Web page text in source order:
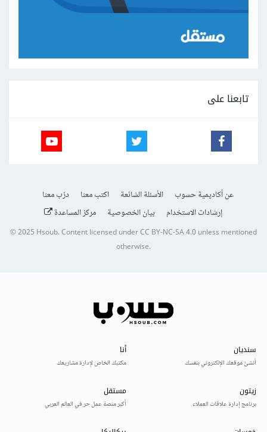
تابعنا على
عن أكاديمية حسوب الأسئلة الشائعة اكتب معنا
درّب معنا
إرشادات الاستخدام
بيان الخصوصية مركز المساعدة
© 2025Hsoub.Content licensed underCC BY-NC-SA 4.0unless mentioned
otherwise.